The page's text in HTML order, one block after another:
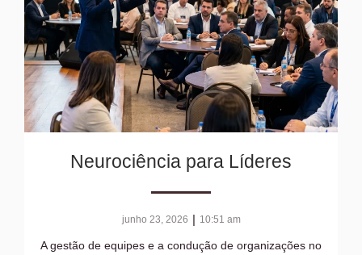
Neurociência para Líderes
junho 23, 2026 | 10:51 am
A gestão de equipes e a condução de organizações no